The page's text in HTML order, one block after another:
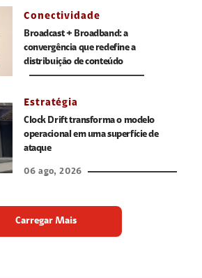
Conectividade
Broadcast + Broadband: a
convergência que redefine a
distribuição de conteúdo
Estratégia
Clock Drift transforma o modelo
operacional em uma superfície de
ataque
06 ago, 2026
Carregar Mais